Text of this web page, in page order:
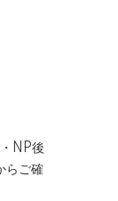
NP後
らご確